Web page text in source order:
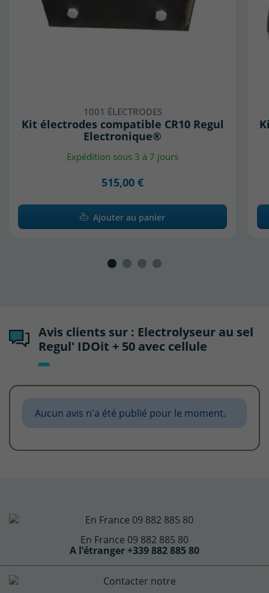
1001 ÉLECTRODES
Kit électrodes compatible CR10 Regul
Electronique®
Expédition sous 3 à 7 jours
515,00 €
Ajouter au panier
Avis clients sur : Electrolyseur au sel
Regul' IDOit + 50 avec cellule
Aucun avis n'a été publié pour le moment.
En France 09 882 885 80
A l’étranger +339 882 885 80